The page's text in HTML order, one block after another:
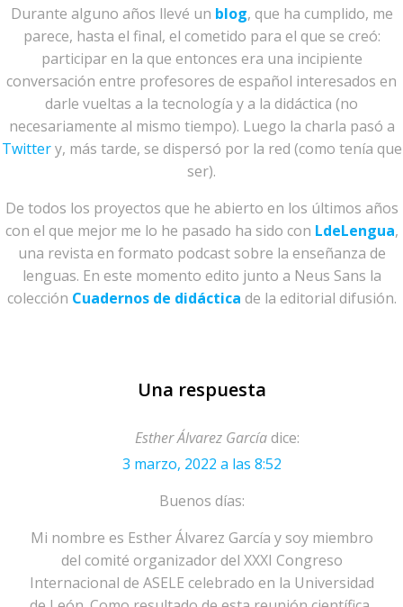
Durante alguno años llevé un blog, que ha cumplido, me
parece, hasta el final, el cometido para el que se creó:
participar en la que entonces era una incipiente
conversación entre profesores de español interesados en
darle vueltas a la tecnología y a la didáctica (no
necesariamente al mismo tiempo). Luego la charla pasó a
Twittery, más tarde, se dispersó por la red (como tenía que
ser).
De todos los proyectos que he abierto en los últimos años
con el que mejor me lo he pasado ha sido con LdeLengua,
una revista en formato podcast sobre la enseñanza de
lenguas. En este momento edito junto a Neus Sans la
colección Cuadernos de didáctica de la editorial difusión.
Una respuesta
Esther Álvarez García dice:
3 marzo, 2022 a las 8:52
Buenos días:
Mi nombre es Esther Álvarez García y soy miembro
del comité organizador del XXXI Congreso
Internacional de ASELE celebrado en la Universidad